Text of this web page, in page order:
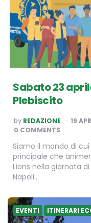
Sabato 23
Plebiscito
POSTED
BY
by REDAZIONE 19
0 COMMENTS
Siamo il mondo di
principale che
Lions nella giornata di
Napoli…
EVENTI ITINERARI